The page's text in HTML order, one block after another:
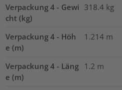
Verpackung 4 - Gewi
cht (kg)
318.4 kg
Verpackung 4 - Höh
e (m)
1.214 m
Verpackung 4 - Läng
e (m)
1.2 m